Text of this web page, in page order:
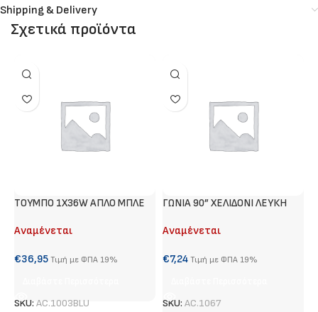
Shipping & Delivery
Σχετικά προϊόντα
ΤΟΥΜΠΟ 1Χ36W ΑΠΛΟ ΜΠΛΕ
Αναμένεται
€36,95 Τιμή με ΦΠΑ 19%
SKU: AC.1003BLU
ΓΩΝΙΑ 90” XEΛΙΔΟΝΙ ΛΕΥΚΗ
Αναμένεται
€7,24 Τιμή με ΦΠΑ 19%
SKU: AC.1067